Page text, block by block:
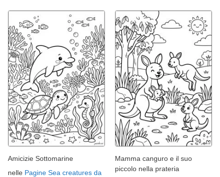
Amicizie Sottomarine
nelle Pagine Sea creatures da
Mamma canguro e il suo
piccolo nella prateria